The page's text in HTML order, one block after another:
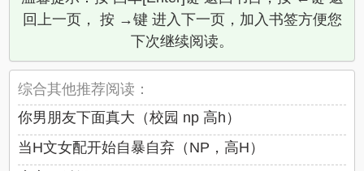
回上一页， 按 →键 进入下一页，加入书签方便您
下次继续阅读。
综合其他推荐阅读：
你男朋友下面真大（校园 np 高h）
当H文女配开始自暴自弃（NP，高H）